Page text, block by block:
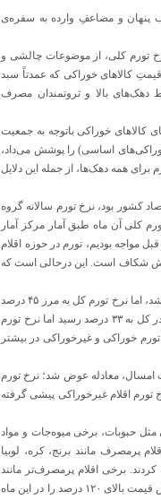
پنهان و مضاعفِ وارده به سفره‌ی
تورم کلی، از موضوعات چالشی و
کالاهای خوراکی که عمدتاً سبد
دهک‌های بالا و ثروتمندان مصرف
کالاهای خوراکی باتوجه به جمعیت
(عمدتا دارو و خوراکی‌های اساسی) را پوشش می‌داد،
همه دهک‌ها، از جمله این دلایل
اقتصاد کشور بود، نرخ تورم سالانه گروه
خوراکی و خدمات ۳۷ درصد بود اما نرخ تورم کلی آن ماه طبق آمار مرکز آمار
ماه مشابه سال قبل مواجه بودیم، تورم در حوزه اقلام
این اعداد حاکی از افزایش شکاف است. این درحالی است که
در آبان ماه سال ۱۴۰۲ تورم اقلام خوراکی ۵۲ درصد و تورم اقلام غیر خوراکی ۴۱ درصد ثبت شد، اما نرخ تورم کل به مرز ۴۵ درصد
رسید که نشان از کاهش شکاف نرخ تورم داشت. در آبان سال ۱۴۰۳ نیز نرخ تورم عمومی در کل به ۳۳ درصد رسید اما نرخ تورم
برابری نسبی نرخ تورم خوراکی و غیرخوراکی در بیشتر
امسال، معادله عوض شد؛ نرخ تورم
از نرخ تورم اقلام غیرخوراکی پیشی گرفته
حبوبات، برخی میوه‌جات و مواد
برخی اقلام پرمصرف مانند برنج، کره، لوبیا
افزایش قیمت بین ۷۰ تا ۱۰۰ درصد را تجربه کردند. برخی اقلام پرمصرف‌تر مانند
لوبیا چیتی بیش از ۲۰۰ درصد افزایش قیمت داشته است. لیمو، لپه و سیب زمینی نیز افزایش قیمت بالای ۱۲۰ درصد را در این ماه